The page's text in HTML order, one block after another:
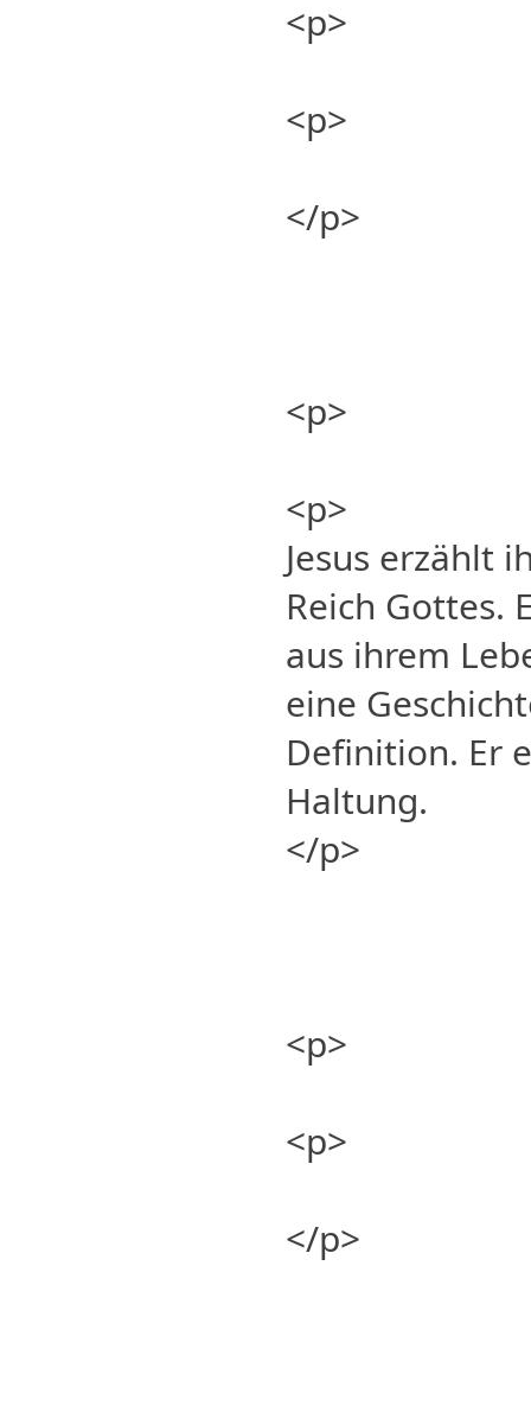
<p>
<p>
</p>
<p>
<p>
Jesus erzählt
Reich Gottes.
aus ihrem
eine
Definition. Er
Haltung.
</p>
<p>
<p>
</p>